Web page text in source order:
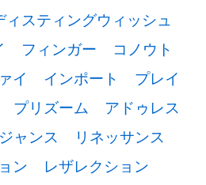
ィスティングウィッシュ
フィンガー
コノウト
イ インポート
プレイ
プリズーム
アドゥレス
ャンス
リネッサンス
ン
レザレクション